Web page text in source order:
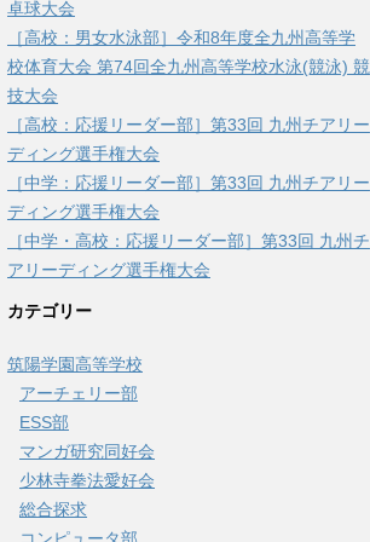
卓球大会
［高校：男女水泳部］令和8年度全九州高等学
校体育大会 第74回全九州高等学校水泳(競泳) 競
技大会
［高校：応援リーダー部］第33回 九州チアリー
ディング選手権大会
［中学：応援リーダー部］第33回 九州チアリー
ディング選手権大会
［中学・高校：応援リーダー部］第33回 九州チ
アリーディング選手権大会
カテゴリー
筑陽学園高等学校
アーチェリー部
ESS部
マンガ研究同好会
少林寺拳法愛好会
総合探求